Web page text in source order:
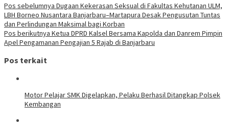
Pos sebelumnya Dugaan Kekerasan Seksual di Fakultas Kehutanan ULM,
LBH Borneo Nusantara Banjarbaru–Martapura Desak Pengusutan Tuntas
dan Perlindungan Maksimal bagi Korban
Pos berikutnya Ketua DPRD Kalsel Bersama Kapolda dan Danrem Pimpin
Apel Pengamanan Pengajian 5 Rajab di Banjarbaru
Pos terkait
Motor Pelajar SMK Digelapkan, Pelaku Berhasil Ditangkap Polsek
Kembangan